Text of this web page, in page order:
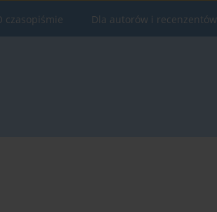
czasopiśmie Dla autorów i recenzentów